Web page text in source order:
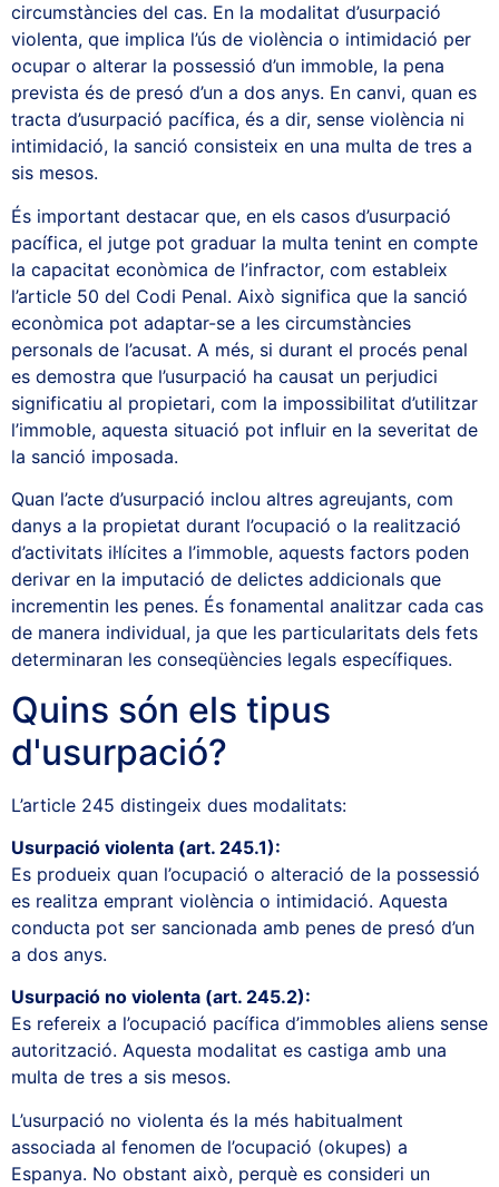
circumstàncies del cas. En la modalitat d’usurpació
violenta, que implica l’ús de violència o intimidació per
ocupar o alterar la possessió d’un immoble, la pena
prevista és de presó d’un a dos anys. En canvi, quan es
tracta d’usurpació pacífica, és a dir, sense violència ni
intimidació, la sanció consisteix en una multa de tres a
sis mesos.
És important destacar que, en els casos d’usurpació
pacífica, el jutge pot graduar la multa tenint en compte
la capacitat econòmica de l’infractor, com estableix
l’article 50 del Codi Penal. Això significa que la sanció
econòmica pot adaptar-se a les circumstàncies
personals de l’acusat. A més, si durant el procés penal
es demostra que l’usurpació ha causat un perjudici
significatiu al propietari, com la impossibilitat d’utilitzar
l’immoble, aquesta situació pot influir en la severitat de
la sanció imposada.
Quan l’acte d’usurpació inclou altres agreujants, com
danys a la propietat durant l’ocupació o la realització
d’activitats il·lícites a l’immoble, aquests factors poden
derivar en la imputació de delictes addicionals que
incrementin les penes. És fonamental analitzar cada cas
de manera individual, ja que les particularitats dels fets
determinaran les conseqüències legals específiques.
Quins són els tipus
d'usurpació?
L’article 245 distingeix dues modalitats:
Usurpació violenta (art. 245.1):
Es produeix quan l’ocupació o alteració de la possessió
es realitza emprant violència o intimidació. Aquesta
conducta pot ser sancionada amb penes de presó d’un
a dos anys.
Usurpació no violenta (art. 245.2):
Es refereix a l’ocupació pacífica d’immobles aliens sense
autorització. Aquesta modalitat es castiga amb una
multa de tres a sis mesos.
L’usurpació no violenta és la més habitualment
associada al fenomen de l’ocupació (okupes) a
Espanya. No obstant això, perquè es consideri un